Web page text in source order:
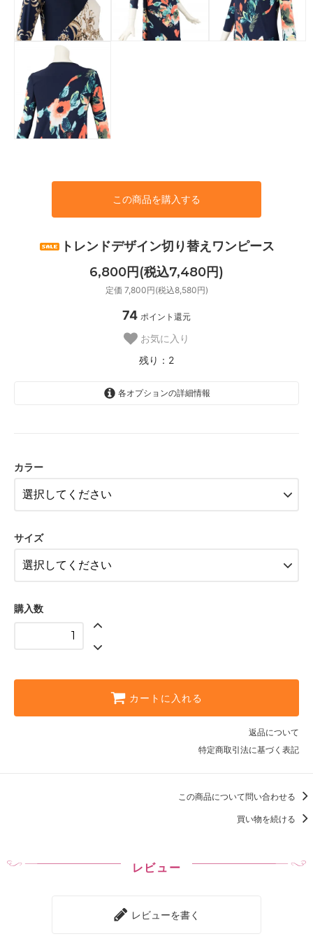
この商品を購入する
トレンドデザイン切り替えワンピース
6,800円(税込7,480円)
定価 7,800円(税込8,580円)
74 ポイント還元
お気に入り
残り：2
各オプションの詳細情報
カラー
サイズ
購入数
カートに入れる
返品について
特定商取引法に基づく表記
この商品について問い合わせる
買い物を続ける
レビュー
レビューを書く